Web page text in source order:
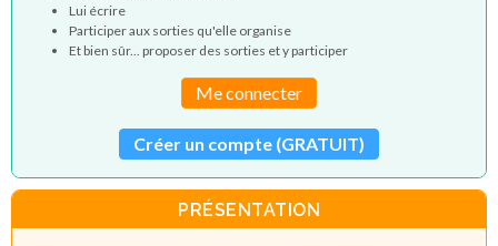
Lui écrire
Participer aux sorties qu'elle organise
Et bien sûr... proposer des sorties et y participer
Me connecter
Créer un compte (GRATUIT)
PRÉSENTATION